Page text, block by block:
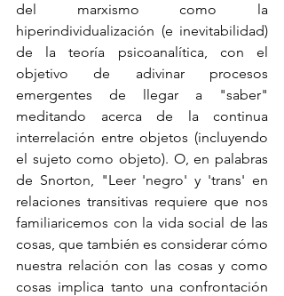
del marxismo como la
hiperindividualización (e inevitabilidad)
de la teoría psicoanalítica, con el
objetivo de adivinar procesos
emergentes de llegar a "saber"
meditando acerca de la continua
interrelación entre objetos (incluyendo
el sujeto como objeto). O, en palabras
de Snorton, "Leer 'negro' y 'trans' en
relaciones transitivas requiere que nos
familiaricemos con la vida social de las
cosas, que también es considerar cómo
nuestra relación con las cosas y como
cosas implica tanto una confrontación